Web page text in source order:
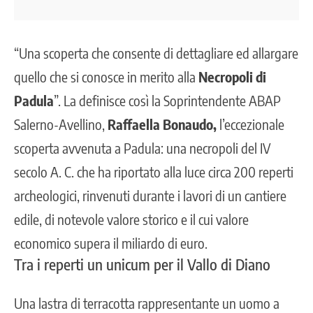
“Una scoperta che consente di dettagliare ed allargare
quello che si conosce in merito alla Necropoli di
Padula”. La definisce così la Soprintendente ABAP
Salerno-Avellino, Raffaella Bonaudo, l’eccezionale
scoperta avvenuta a Padula: una necropoli del IV
secolo A. C. che ha riportato alla luce circa 200 reperti
archeologici, rinvenuti durante i lavori di un cantiere
edile, di notevole valore storico e il cui valore
economico supera il miliardo di euro.
Tra i reperti un unicum per il Vallo di Diano
Una lastra di terracotta rappresentante un uomo a